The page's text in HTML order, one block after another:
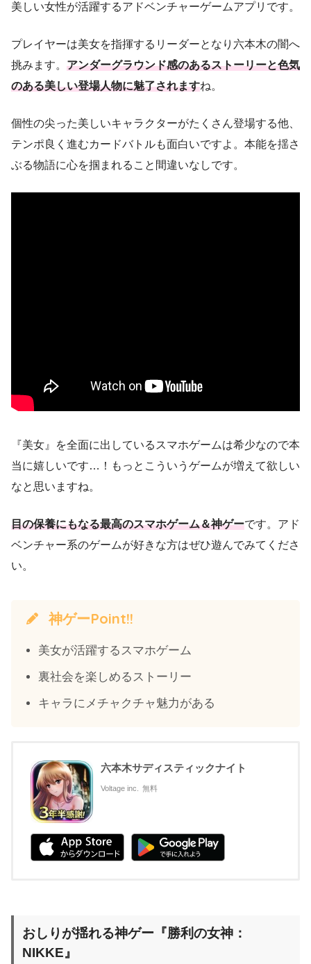
美しい女性が活躍するアドベンチャーゲームアプリです。
プレイヤーは美女を指揮するリーダーとなり六本木の闇へ
挑みます。 アンダーグラウンド感のあるストーリーと色気
のある美しい登場人物に魅了されますね。
個性の尖った美しいキャラクターがたくさん登場する他、
テンポ良く進むカードバトルも面白いですよ。本能を揺さ
ぶる物語に心を掴まれること間違いなしです。
『美女』を全面に出しているスマホゲームは希少なので本
当に嬉しいです…！もっとこういうゲームが増えて欲しい
なと思いますね。
目の保養にもなる最高のスマホゲーム＆神ゲーです。アド
ベンチャー系のゲームが好きな方はぜひ遊んでみてくださ
い。
神ゲーPoint!!
美女が活躍するスマホゲーム
裏社会を楽しめるストーリー
キャラにメチャクチャ魅力がある
六本木サディスティックナイト
Voltage inc. 無料
おしりが揺れる神ゲー『勝利の女神：
NIKKE』